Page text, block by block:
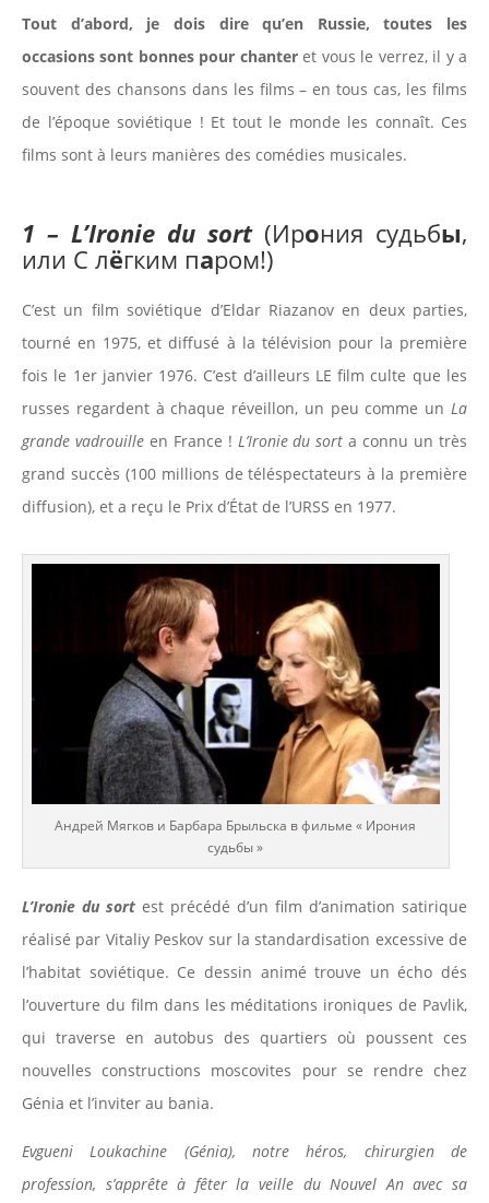
Tout d’abord, je dois dire qu’en Russie, toutes les
occasions sont bonnes pour chanteret vous le verrez, il y a
souvent des chansons dans les films – en tous cas, les films
de l’époque soviétique ! Et tout le monde les connaît. Ces
films sont à leurs manières des comédies musicales.
1 – L’Ironie du sort(Ирония судьбы,
или С лёгким паром!)
C’est un film soviétique d’Eldar Riazanov en deux parties,
tourné en 1975, et diffusé à la télévision pour la première
fois le 1er janvier 1976. C’est d’ailleurs LE film culte que les
russes regardent à chaque réveillon, un peu comme un La
grande vadrouilleen France ! L’Ironie du sort a connu un très
grand succès (100 millions de téléspectateurs à la première
diffusion), et a reçu le Prix d’État de l’URSS en 1977.
Андрей Мягков и Барбара Брыльска в фильме « Ирония
судьбы »
L’Ironie du sort est précédé d’un film d’animation satirique
réalisé par Vitaliy Peskov sur la standardisation excessive de
l’habitat soviétique. Ce dessin animé trouve un écho dés
l’ouverture du film dans les méditations ironiques de Pavlik,
qui traverse en autobus des quartiers où poussent ces
nouvelles constructions moscovites pour se rendre chez
Génia et l’inviter au bania.
Evgueni Loukachine (Génia), notre héros, chirurgien de
profession, s’apprête à fêter la veille du Nouvel An avec sa